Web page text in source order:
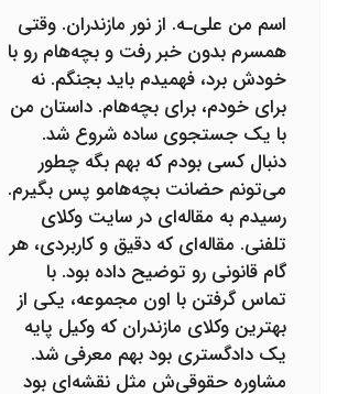
اسم من علی‌ـه. از نور مازندران. وقتی
همسرم بدون خبر رفت و بچه‌هام رو با
خودش برد، فهمیدم باید بجنگم. نه
برای خودم، برای بچه‌هام. داستان من
با یک جستجوی ساده شروع شد.
دنبال کسی بودم که بهم بگه چطور
می‌تونم حضانت بچه‌هامو پس بگیرم.
رسیدم به مقاله‌ای در سایت وکلای
تلفنی. مقاله‌ای که دقیق و کاربردی، هر
گام قانونی رو توضیح داده بود. با
تماس گرفتن با اون مجموعه، یکی از
بهترین وکلای مازندران که وکیل پایه
یک دادگستری بود بهم معرفی شد.
مشاوره حقوقی‌ش مثل نقشه‌ای بود